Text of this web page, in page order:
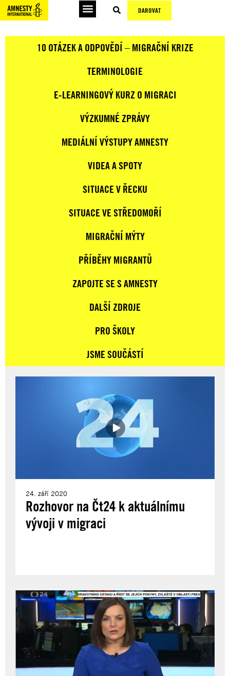
DAROVAT
10 OTÁZEK A ODPOVĚDÍ – MIGRAČNÍ KRIZE
TERMINOLOGIE
E-LEARNINGOVÝ KURZ O MIGRACI
VÝZKUMNÉ ZPRÁVY
MEDIÁLNÍ VÝSTUPY AMNESTY
VIDEA A SPOTY
SITUACE V ŘECKU
SITUACE VE STŘEDOMOŘÍ
MIGRAČNÍ MÝTY
PŘÍBĚHY MIGRANTŮ
ZAPOJTE SE S AMNESTY
DALŠÍ ZDROJE
PRO ŠKOLY
JSME SOUČÁSTÍ
24. září 2020
Rozhovor na Čt24 k aktuálnímu
vývoji v migraci